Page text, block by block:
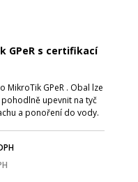
GPeR s certifikací
MikroTik GPeR . Obal lze
upevnit na tyč
a ponoření do vody.